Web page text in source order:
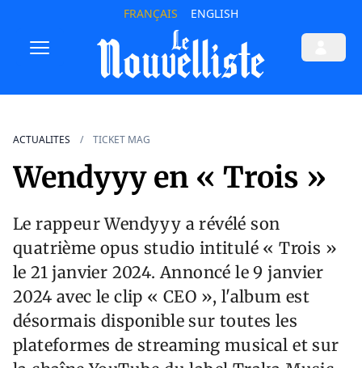
FRANÇAIS ENGLISH
ACTUALITES TICKET MAG
Wendyyy en « Trois »
Le rappeur Wendyyy a révélé son
quatrième opus studio intitulé « Trois »
le 21 janvier 2024. Annoncé le 9 janvier
2024 avec le clip « CEO », l'album est
désormais disponible sur toutes les
plateformes de streaming musical et sur